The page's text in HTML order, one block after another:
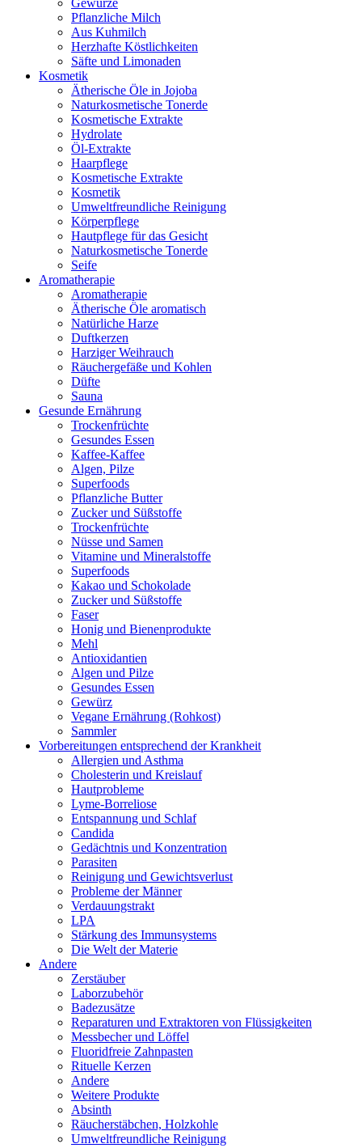
Gewürze
Pflanzliche Milch
Aus Kuhmilch
Herzhafte Köstlichkeiten
Säfte und Limonaden
Kosmetik
Ätherische Öle in Jojoba
Naturkosmetische Tonerde
Kosmetische Extrakte
Hydrolate
Öl-Extrakte
Haarpflege
Kosmetische Extrakte
Kosmetik
Umweltfreundliche Reinigung
Körperpflege
Hautpflege für das Gesicht
Naturkosmetische Tonerde
Seife
Aromatherapie
Aromatherapie
Ätherische Öle aromatisch
Natürliche Harze
Duftkerzen
Harziger Weihrauch
Räuchergefäße und Kohlen
Düfte
Sauna
Gesunde Ernährung
Trockenfrüchte
Gesundes Essen
Kaffee-Kaffee
Algen, Pilze
Superfoods
Pflanzliche Butter
Zucker und Süßstoffe
Trockenfrüchte
Nüsse und Samen
Vitamine und Mineralstoffe
Superfoods
Kakao und Schokolade
Zucker und Süßstoffe
Faser
Honig und Bienenprodukte
Mehl
Antioxidantien
Algen und Pilze
Gesundes Essen
Gewürz
Vegane Ernährung (Rohkost)
Sammler
Vorbereitungen entsprechend der Krankheit
Allergien und Asthma
Cholesterin und Kreislauf
Hautprobleme
Lyme-Borreliose
Entspannung und Schlaf
Candida
Gedächtnis und Konzentration
Parasiten
Reinigung und Gewichtsverlust
Probleme der Männer
Verdauungstrakt
LPA
Stärkung des Immunsystems
Die Welt der Materie
Andere
Zerstäuber
Laborzubehör
Badezusätze
Reparaturen und Extraktoren von Flüssigkeiten
Messbecher und Löffel
Fluoridfreie Zahnpasten
Rituelle Kerzen
Andere
Weitere Produkte
Absinth
Räucherstäbchen, Holzkohle
Umweltfreundliche Reinigung